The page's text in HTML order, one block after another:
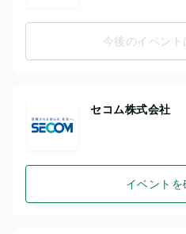
今後のイベン
セコム株式会社
イベント